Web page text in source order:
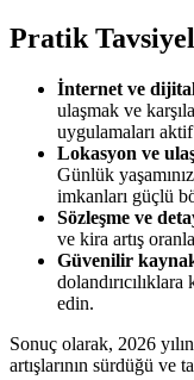
Pratik
İnternet ve
ulaşmak ve
uygulamaları
Lokasyon ve
Günlük
imkanları güçlü
Sözleşme ve
ve kira artış
Güvenilir
edin.
Sonuç olarak, 2026
artışlarının sürdüğü ve